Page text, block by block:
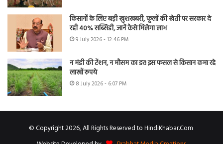
किसानों के लिए बड़ी खुशखबरी, फूलों की खेती पर सरकार दे
रही 40% सब्सिडी, जानें कैसे मिलेगा लाभ
9 July 2026 - 12:46 PM
न मंडी की टेंशन, न मौसम का डर! इस फसल से किसान कमा रहे
लाखों रुपये
8 July 2026 - 6:07 PM
© Copyright 2026, All Rights Reserved to HindiKhabar.Com